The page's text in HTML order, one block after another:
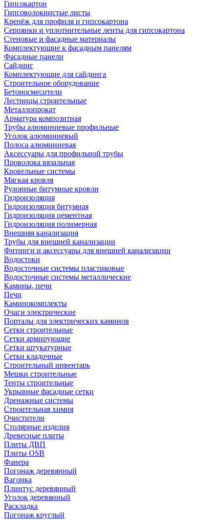
Гипсокартон
Гипсоволокнистые листы
Крепёж для профиля и гипсокартона
Серпянки и уплотнительные ленты для гипсокартона
Стеновые и фасадные материалы
Комплектующие к фасадным панелям
Фасадные панели
Сайдинг
Комплектующие для сайдинга
Строительное оборудование
Бетоносмесители
Лестницы строительные
Металлопрокат
Арматура композитная
Трубы алюминиевые профильные
Уголок алюминиевый
Полоса алюминиевая
Аксессуары для профильной трубы
Проволока вязальная
Кровельные системы
Мягкая кровля
Рулонные битумные кровли
Гидроизоляция
Гидроизоляция битумная
Гидроизоляция цементная
Гидроизоляция полимерная
Внешняя канализация
Трубы для внешней канализации
Фитинги и аксессуары для внешней канализации
Водостоки
Водосточные системы пластиковые
Водосточные системы металлические
Камины, печи
Печи
Каминокомплекты
Очаги электрические
Порталы для электрических каминов
Сетки строительные
Сетки армирующие
Сетки штукатурные
Сетки кладочные
Строительный инвентарь
Мешки строительные
Тенты строительные
Укрывные фасадные сетки
Дренажные системы
Строительная химия
Очистители
Столярные изделия
Древесные плиты
Плиты ДВП
Плиты OSB
Фанера
Погонаж деревянный
Вагонка
Плинтус деревянный
Уголок деревянный
Раскладка
Погонаж круглый